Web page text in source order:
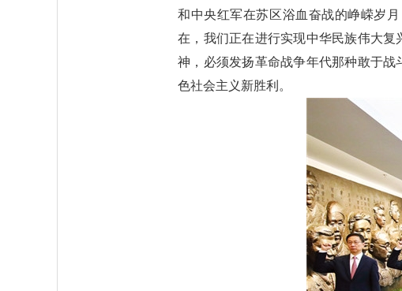
和中央红军在苏区浴血奋战的峥嵘岁
在，我们正在进行实现中华民族伟大
神，必须发扬革命战争年代那种敢于
色社会主义新胜利。